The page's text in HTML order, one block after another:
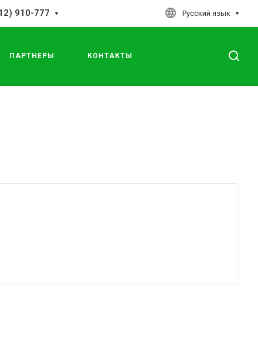
910-777 Русский язык
ПАРТНЕРЫ КОНТАКТЫ